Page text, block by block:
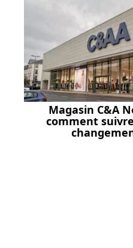
Magasin C&A
comment